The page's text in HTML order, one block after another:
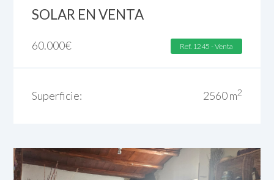
SOLAR EN VENTA
60.000€ Ref. 1245 - Venta
Superficie: 2560 m2